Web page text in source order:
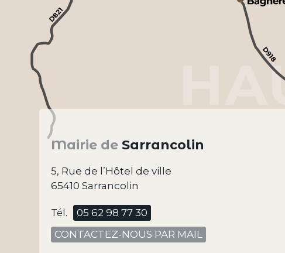
Mairie de Sarrancolin
5, Rue de l’Hôtel de ville
65410 Sarrancolin
Tél.
05 62 98 77 30
CONTACTEZ-NOUS PAR MAIL